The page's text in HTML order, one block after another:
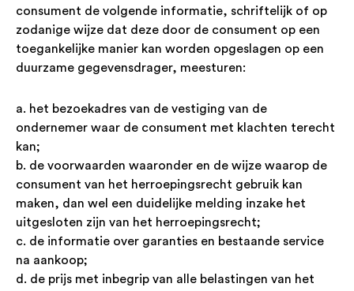
consument de volgende informatie, schriftelijk of op
zodanige wijze dat deze door de consument op een
toegankelijke manier kan worden opgeslagen op een
duurzame gegevensdrager, meesturen:
a. het bezoekadres van de vestiging van de
ondernemer waar de consument met klachten terecht
kan;
b. de voorwaarden waaronder en de wijze waarop de
consument van het herroepingsrecht gebruik kan
maken, dan wel een duidelijke melding inzake het
uitgesloten zijn van het herroepingsrecht;
c. de informatie over garanties en bestaande service
na aankoop;
d. de prijs met inbegrip van alle belastingen van het